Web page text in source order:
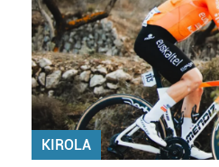
zerbitzuak hobetzeko asmoz,
baliatzen gara. Ohar hau
erabiltzeko baimen esplizitua
irakurri
KIROLA